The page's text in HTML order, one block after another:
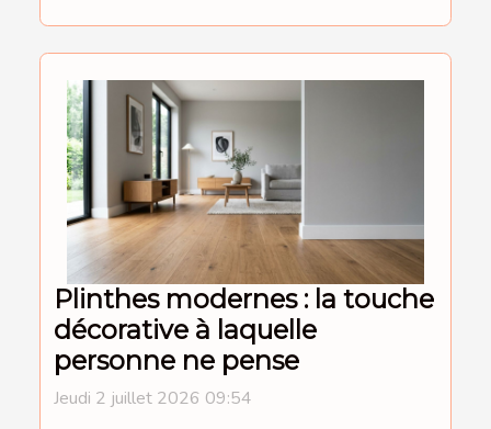
Plinthes modernes : la touche
décorative à laquelle
personne ne pense
Jeudi 2 juillet 2026 09:54